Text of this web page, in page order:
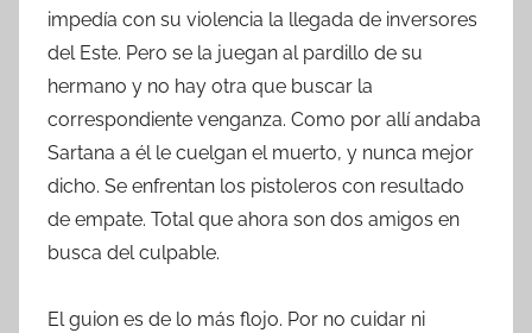
impedía con su violencia la llegada de inversores
del Este. Pero se la juegan al pardillo de su
hermano y no hay otra que buscar la
correspondiente venganza. Como por allí andaba
Sartana a él le cuelgan el muerto, y nunca mejor
dicho. Se enfrentan los pistoleros con resultado
de empate. Total que ahora son dos amigos en
busca del culpable.
El guion es de lo más flojo. Por no cuidar ni